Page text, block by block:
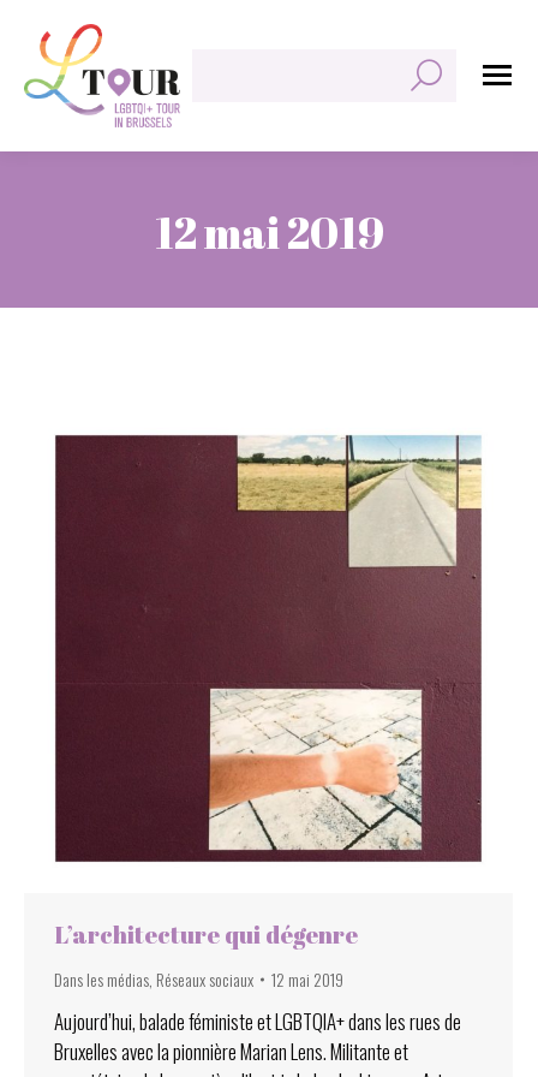
12 mai 2019
L’architecture qui dégenre
Dans les médias Réseaux sociaux 12 mai 2019
Aujourd’hui, balade féministe et LGBTQIA+ dans les rues de
Bruxelles avec la pionnière Marian Lens. Militante et